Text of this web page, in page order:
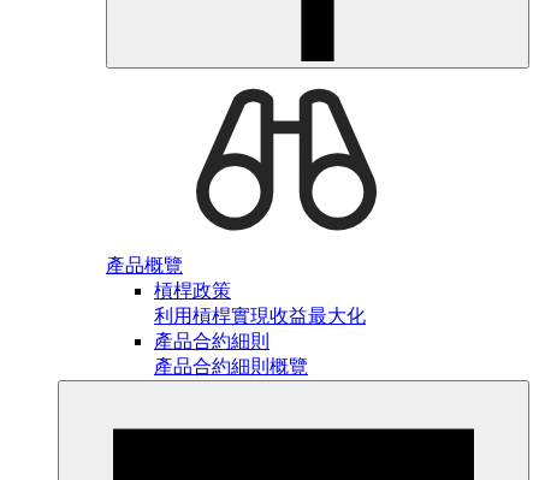
產品概覽
槓桿政策
利用槓桿實現收益最大化
產品合約細則
產品合約細則概覽